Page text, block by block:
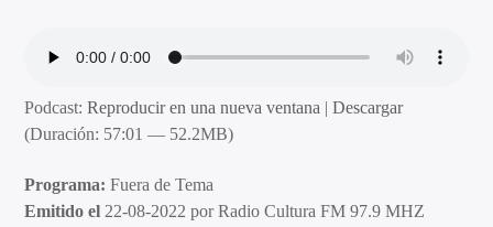
Podcast:Reproducir en una nueva ventana |Descargar
(Duración: 57:01 — 52.2MB)
Programa: Fuera de Tema
Emitido el 22-08-2022 por Radio Cultura FM 97.9 MHZ